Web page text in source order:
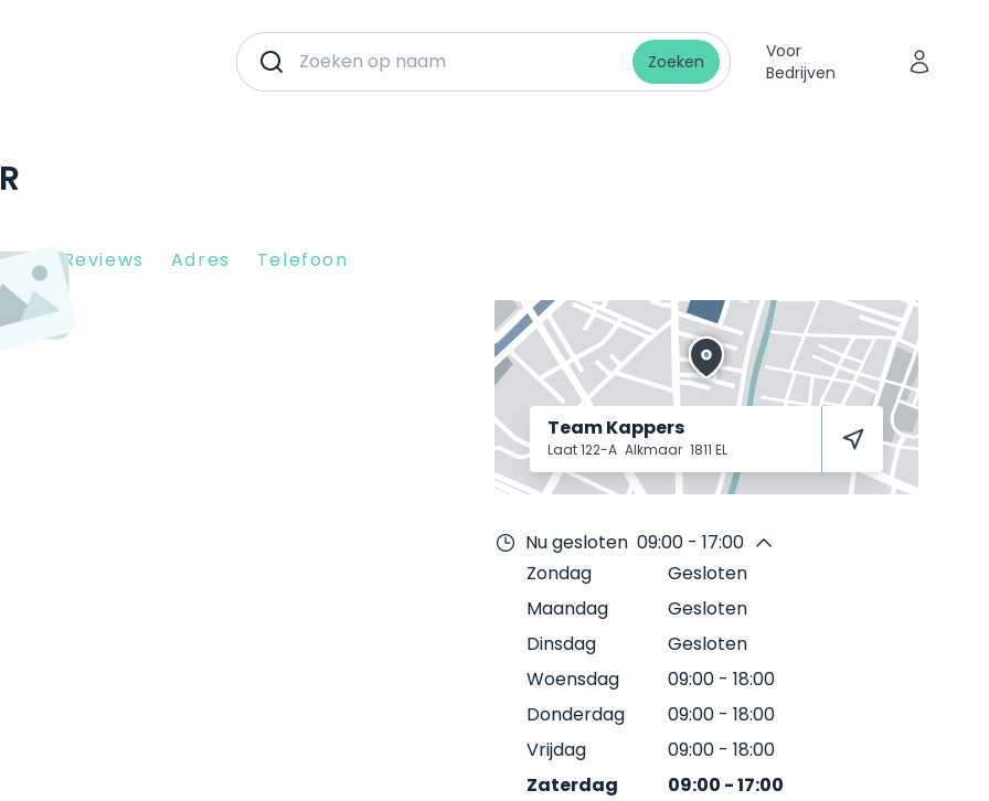
Zoeken
Voor
Bedrijven
Reviews Adres Telefoon
Team Kappers
Laat 122-A Alkmaar 1811 EL
Nu gesloten 09:00 - 17:00
Zondag
Gesloten
Maandag
Gesloten
Dinsdag
Gesloten
Woensdag
09:00 - 18:00
Donderdag
09:00 - 18:00
Vrijdag
09:00 - 18:00
Zaterdag
09:00 -17:00